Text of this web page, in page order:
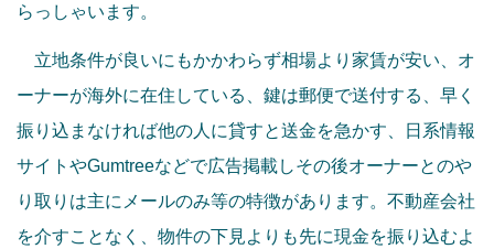
らっしゃいます。
立地条件が良いにもかかわらず相場より家賃が安い、オ
ーナーが海外に在住している、鍵は郵便で送付する、早く
振り込まなければ他の人に貸すと送金を急かす、日系情報
サイトやGumtreeなどで広告掲載しその後オーナーとのや
り取りは主にメールのみ等の特徴があります。不動産会社
を介すことなく、物件の下見よりも先に現金を振り込むよ